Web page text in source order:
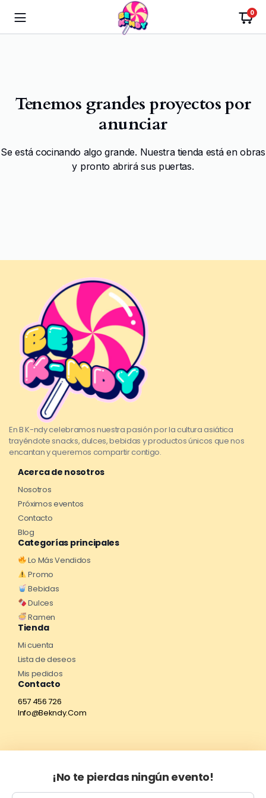
0
Tenemos grandes proyectos por
anunciar
Se está cocinando algo grande. Nuestra tienda está en obras
y pronto abrirá sus puertas.
En B K-ndy celebramos nuestra pasión por la cultura asiática
trayéndote snacks, dulces, bebidas y productos únicos que nos
encantan y queremos compartir contigo.
Acerca de nosotros
Nosotros
Próximos eventos
Contacto
Blog
Categorías principales
Lo Más Vendidos
Promo
Bebidas
Dulces
Ramen
Tienda
Mi cuenta
Lista de deseos
Mis pedidos
Contacto
657 456 726
Info@Bekndy.Com
¡No te pierdas ningún evento!